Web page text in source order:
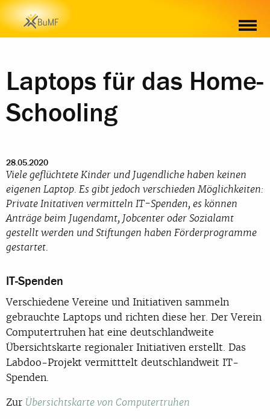
Laptops für das Home-
Schooling
28.05.2020
Viele geflüchtete Kinder und Jugendliche haben keinen
eigenen Laptop. Es gibt jedoch verschieden Möglichkeiten:
Private Initativen vermitteln IT-Spenden, es können
Anträge beim Jugendamt, Jobcenter oder Sozialamt
gestellt werden und Stiftungen haben Förderprogramme
gestartet.
IT-Spenden
Verschiedene Vereine und Initiativen sammeln
gebrauchte Laptops und richten diese her. Der Verein
Computertruhen hat eine deutschlandweite
Übersichtskarte regionaler Initiativen erstellt. Das
Labdoo-Projekt vermitttelt deutschlandweit IT-
Spenden.
Zur Übersichtskarte von Computertruhen